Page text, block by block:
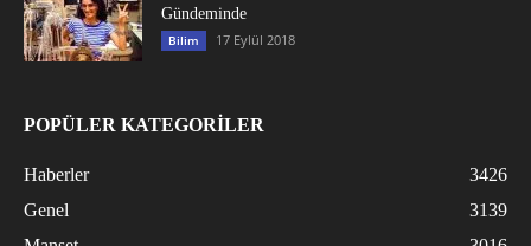
Gündeminde
Bilim 17 Eylül 2018
POPÜLER KATEGORİLER
Haberler
3426
Genel
3139